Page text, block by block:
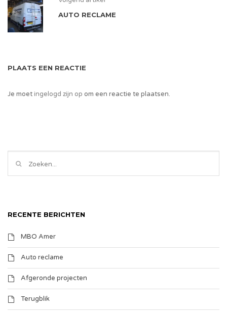
AUTO RECLAME
PLAATS EEN REACTIE
Je moetingelogd zijn op om een reactie te plaatsen.
RECENTE BERICHTEN
MBO Amer
Auto reclame
Afgeronde projecten
Terugblik